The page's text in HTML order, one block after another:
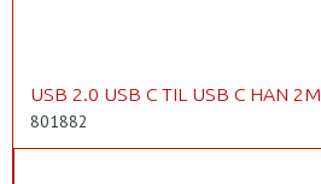
USB 2.0 USB C TIL USB C HAN 2M
801882